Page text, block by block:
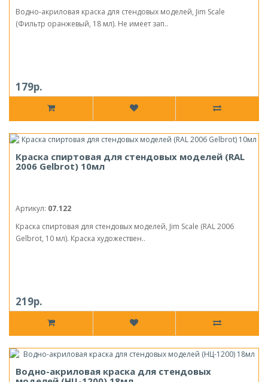
Водно-акриловая краска для стендовых моделей, Jim Scale
(Фильтр оранжевый, 18 мл). Не имеет зап..
179р.
Краска спиртовая для стендовых моделей (RAL
2006 Gelbrot) 10мл
Артикул: 07.122
Краска спиртовая для стендовых моделей, Jim Scale (RAL 2006
Gelbrot, 10 мл). Краска художествен..
219р.
Водно-акриловая краска для стендовых